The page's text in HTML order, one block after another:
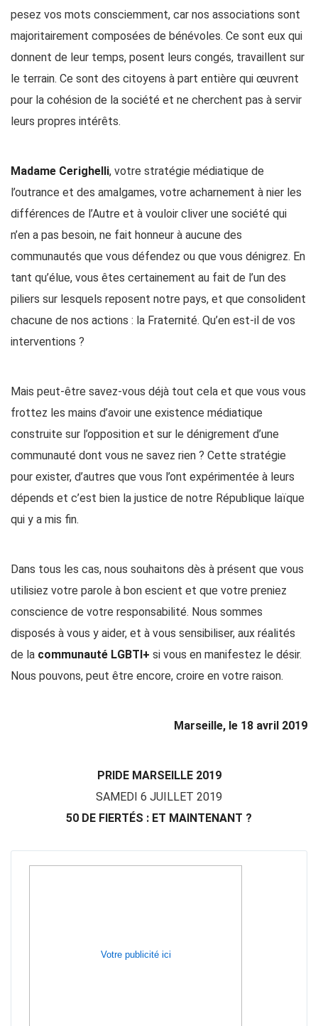
pesez vos mots consciemment, car nos associations sont
majoritairement composées de bénévoles. Ce sont eux qui
donnent de leur temps, posent leurs congés, travaillent sur
le terrain. Ce sont des citoyens à part entière qui œuvrent
pour la cohésion de la société et ne cherchent pas à servir
leurs propres intérêts.
Madame Cerighelli, votre stratégie médiatique de
l’outrance et des amalgames, votre acharnement à nier les
différences de l’Autre et à vouloir cliver une société qui
n’en a pas besoin, ne fait honneur à aucune des
communautés que vous défendez ou que vous dénigrez. En
tant qu’élue, vous êtes certainement au fait de l’un des
piliers sur lesquels reposent notre pays, et que consolident
chacune de nos actions : la Fraternité. Qu’en est-il de vos
interventions ?
Mais peut-être savez-vous déjà tout cela et que vous vous
frottez les mains d’avoir une existence médiatique
construite sur l’opposition et sur le dénigrement d’une
communauté dont vous ne savez rien ? Cette stratégie
pour exister, d’autres que vous l’ont expérimentée à leurs
dépends et c’est bien la justice de notre République laïque
qui y a mis fin.
Dans tous les cas, nous souhaitons dès à présent que vous
utilisiez votre parole à bon escient et que votre preniez
conscience de votre responsabilité. Nous sommes
disposés à vous y aider, et à vous sensibiliser, aux réalités
de la communauté LGBTI+ si vous en manifestez le désir.
Nous pouvons, peut être encore, croire en votre raison.
Marseille, le 18 avril 2019
PRIDE MARSEILLE 2019
SAMEDI 6 JUILLET 2019
50 DE FIERTÉS : ET MAINTENANT ?
Votre publicité ici